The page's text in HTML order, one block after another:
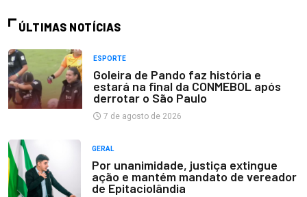
ÚLTIMAS NOTÍCIAS
ESPORTE
Goleira de Pando faz história e
estará na final da CONMEBOL após
derrotar o São Paulo
7 de agosto de 2026
GERAL
Por unanimidade, justiça extingue
ação e mantém mandato de vereador
de Epitaciolândia